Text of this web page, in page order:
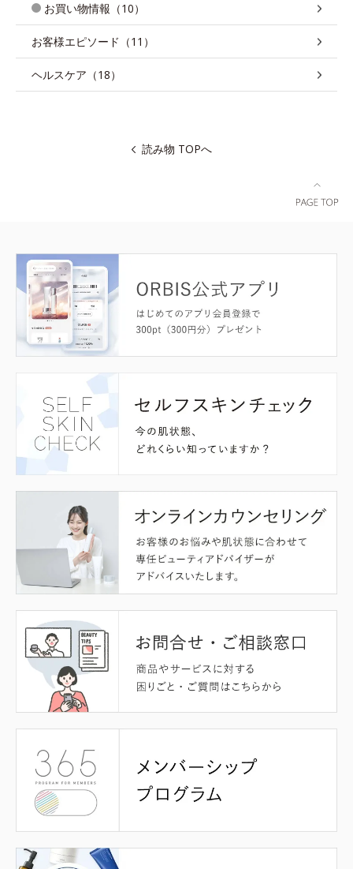
お買い物情報（10）
お客様エピソード（11）
ヘルスケア（18）
読み物 TOPへ